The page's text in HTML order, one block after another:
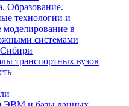
Образование.
технологии и
моделирование в
системами
транспортных вузов